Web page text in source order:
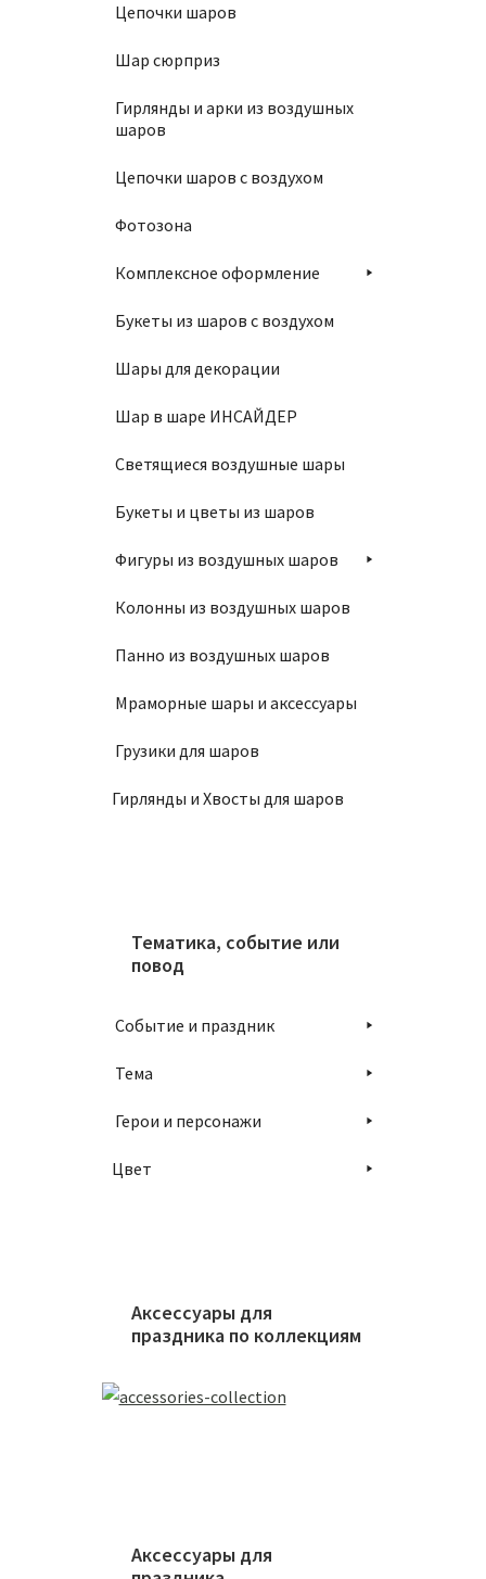
Цепочки шаров
Шар сюрприз
Гирлянды и арки из воздушных
шаров
Цепочки шаров с воздухом
Фотозона
Комплексное оформление
Букеты из шаров с воздухом
Шары для декорации
Шар в шаре ИНСАЙДЕР
Светящиеся воздушные шары
Букеты и цветы из шаров
Фигуры из воздушных шаров
Колонны из воздушных шаров
Панно из воздушных шаров
Мраморные шары и аксессуары
Грузики для шаров
Гирлянды и Хвосты для шаров
Тематика, событие или
повод
Событие и праздник
Тема
Герои и персонажи
Цвет
Аксессуары для
праздника по коллекциям
Аксессуары для